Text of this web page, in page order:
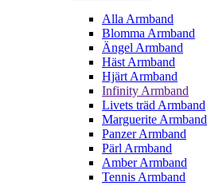
Alla Armband
Blomma Armband
Ängel Armband
Häst Armband
Hjärt Armband
Infinity Armband
Livets träd Armband
Marguerite Armband
Panzer Armband
Pärl Armband
Amber Armband
Tennis Armband